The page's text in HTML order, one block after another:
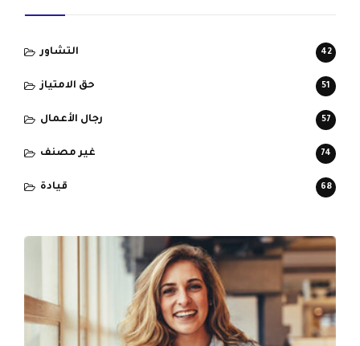
التشاور 42
حق الامتياز 51
رجال الأعمال 57
غير مصنف 74
قيادة 68